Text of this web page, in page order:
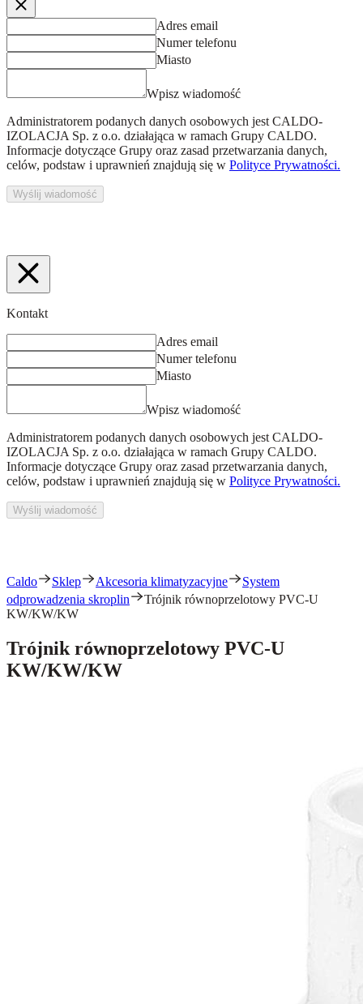
Adres email
Numer telefonu
Miasto
Wpisz wiadomość
Administratorem podanych danych osobowych jest CALDO-
IZOLACJA Sp. z o.o. działająca w ramach Grupy CALDO.
Informacje dotyczące Grupy oraz zasad przetwarzania danych,
celów, podstaw i uprawnień znajdują się w Polityce Prywatności.
Wyślij wiadomość
Kontakt
Adres email
Numer telefonu
Miasto
Wpisz wiadomość
Administratorem podanych danych osobowych jest CALDO-
IZOLACJA Sp. z o.o. działająca w ramach Grupy CALDO.
Informacje dotyczące Grupy oraz zasad przetwarzania danych,
celów, podstaw i uprawnień znajdują się w Polityce Prywatności.
Wyślij wiadomość
Caldo Sklep Akcesoria klimatyzacyjne
System
odprowadzenia skroplin
Trójnik równoprzelotowy PVC-U
KW/KW/KW
Trójnik równoprzelotowy PVC-U
KW/KW/KW